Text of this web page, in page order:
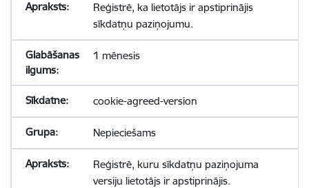
Reģistrē, ka lietotājs ir apstiprinājis
sīkdatņu paziņojumu.
1 mēnesis
cookie-agreed-version
Nepieciešams
Reģistrē, kuru sīkdatņu paziņojuma
versiju lietotājs ir apstiprinājis.